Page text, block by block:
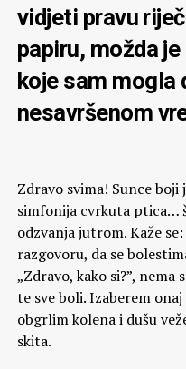
vidjeti pravu
papiru, možda
koje sam mogla
nesavršenom
Zdravo svima! Sunce
simfonija cvrkuta ptica…
odzvanja jutrom. Kaže
razgovoru, da se
„Zdravo, kako si?”,
te sve boli. Izaberem
obgrlim kolena i dušu
skita.